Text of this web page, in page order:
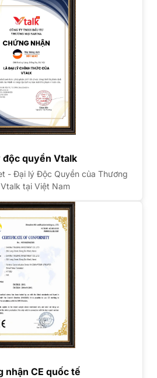
độc quyền Vtalk
- Đại lý Độc Quyền của Thương
tại Việt Nam
nhận CE quốc tế